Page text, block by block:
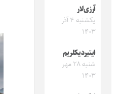
آرزی‌لار
یکشنبه ۴ آذر
۱۴۰۳
ایتیردیکلریم
شنبه ۲۸ مهر
۱۴۰۳